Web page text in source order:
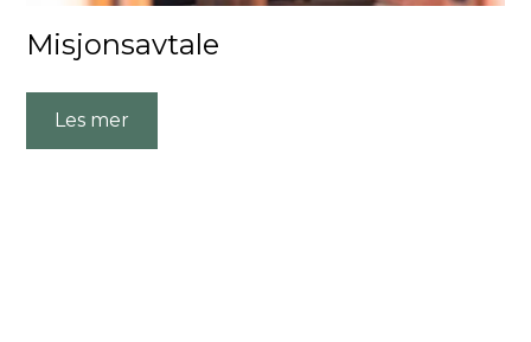
Misjonsavtale
Les mer